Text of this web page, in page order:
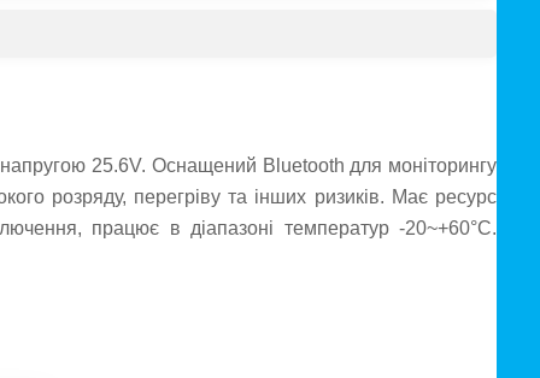
25.6V. Оснащений Bluetooth для моніторингу
розряду, перегріву та інших ризиків. Має ресурс
працює в діапазоні температур -20~+60°C.